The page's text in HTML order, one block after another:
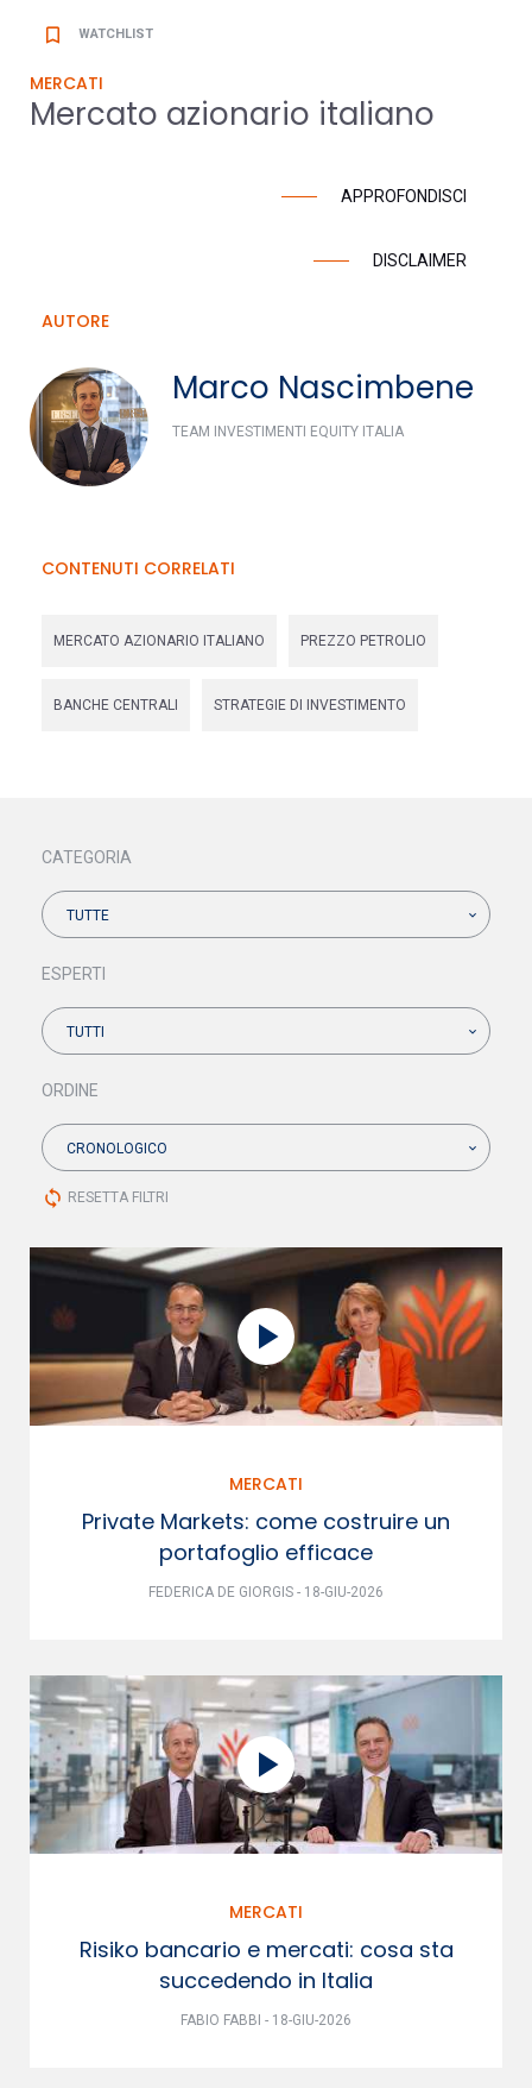
bookmark_border WATCHLIST
MERCATI
Mercato azionario italiano
APPROFONDISCI
DISCLAIMER
AUTORE
Marco Nascimbene
TEAM INVESTIMENTI EQUITY ITALIA
CONTENUTI CORRELATI
MERCATO AZIONARIO ITALIANO PREZZO PETROLIO
BANCHE CENTRALI STRATEGIE DI INVESTIMENTO
CATEGORIA
TUTTE
ESPERTI
TUTTI
ORDINE
CRONOLOGICO
sync RESETTA FILTRI
MERCATI
Private Markets: come costruire un
portafoglio efficace
FEDERICA DE GIORGIS - 18-GIU-2026
MERCATI
Risiko bancario e mercati: cosa sta
succedendo in Italia
FABIO FABBI - 18-GIU-2026